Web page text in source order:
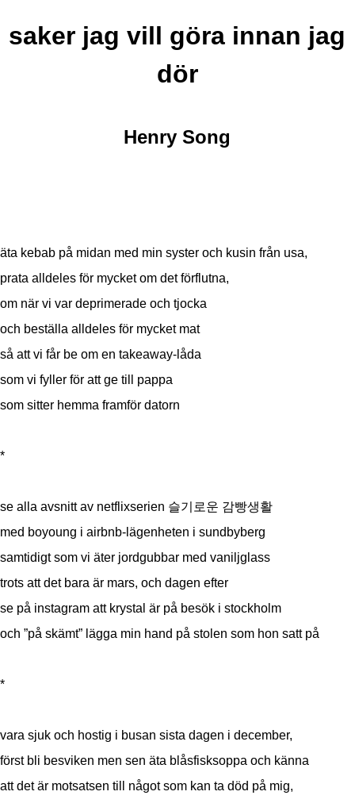
saker jag vill göra innan jag
dör
Henry Song
äta kebab på midan med min syster och kusin från usa,
prata alldeles för mycket om det förflutna,
om när vi var deprimerade och tjocka
och beställa alldeles för mycket mat
så att vi får be om en takeaway-låda
som vi fyller för att ge till pappa
som sitter hemma framför datorn
*
se alla avsnitt av netflixserien 슬기로운 감빵생활
med boyoung i airbnb-lägenheten i sundbyberg
samtidigt som vi äter jordgubbar med vaniljglass
trots att det bara är mars, och dagen efter
se på instagram att krystal är på besök i stockholm
och ”på skämt” lägga min hand på stolen som hon satt på
*
vara sjuk och hostig i busan sista dagen i december,
först bli besviken men sen äta blåsfisksoppa och känna
att det är motsatsen till något som kan ta död på mig,